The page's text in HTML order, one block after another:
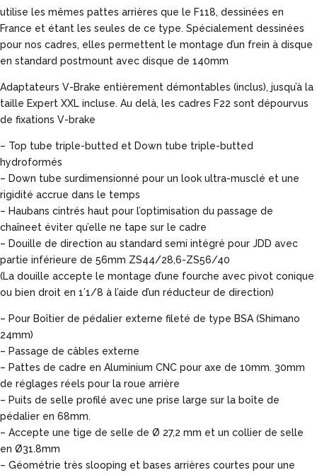
utilise les mêmes pattes arrières que le F118, dessinées en
France et étant les seules de ce type. Spécialement dessinées
pour nos cadres, elles permettent le montage d’un frein à disque
en standard postmount avec disque de 140mm
Adaptateurs V-Brake entièrement démontables (inclus), jusqu’à la
taille Expert XXL incluse. Au delà, les cadres F22 sont dépourvus
de fixations V-brake
– Top tube triple-butted et Down tube triple-butted
hydroformés
– Down tube surdimensionné pour un look ultra-musclé et une
rigidité accrue dans le temps
– Haubans cintrés haut pour l’optimisation du passage de
chaîneet éviter qu’elle ne tape sur le cadre
– Douille de direction au standard semi intégré pour JDD avec
partie inférieure de 56mm ZS44/28,6-ZS56/40
(La douille accepte le montage d’une fourche avec pivot conique
ou bien droit en 1’1/8 à l’aide d’un réducteur de direction)
– Pour Boîtier de pédalier externe fileté de type BSA (Shimano
24mm)
– Passage de câbles externe
– Pattes de cadre en Aluminium CNC pour axe de 10mm. 30mm
de réglages réels pour la roue arrière
– Puits de selle profilé avec une prise large sur la boîte de
pédalier en 68mm.
– Accepte une tige de selle de Ø 27,2 mm et un collier de selle
en Ø31.8mm
– Géométrie très slooping et bases arrières courtes pour une